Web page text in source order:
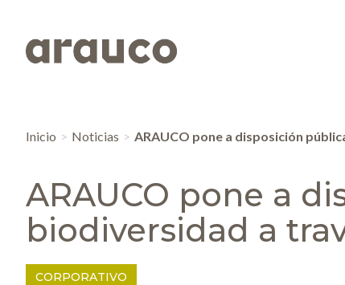
Inicio Noticias ARAUCO pone a disposición
ARAUCO pone a
biodiversidad a
CORPORATIVO